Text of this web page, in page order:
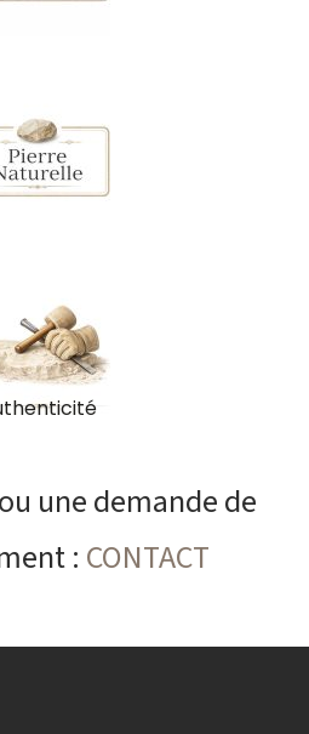
une demande de
: CONTACT